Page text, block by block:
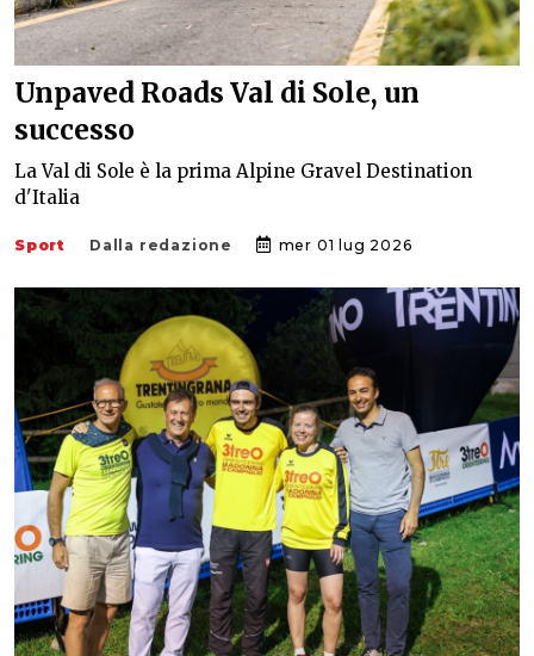
Unpaved Roads Val di Sole, un
successo
La Val di Sole è la prima Alpine Gravel Destination
d'Italia
Sport Dalla redazione mer 01 lug 2026